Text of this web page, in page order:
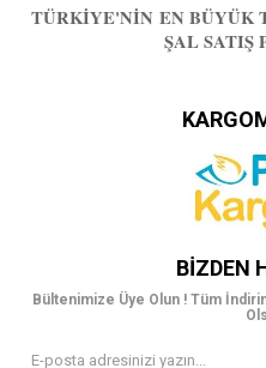
TÜRKIYE'NIN EN BÜYÜK
ŞAL SATIŞ
BIZDEN
Bültenimize Üye Olun ! Tüm